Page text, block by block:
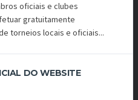
oficiais e clubes
gratuitamente
torneios locais e oficiais...
DO WEBSITE